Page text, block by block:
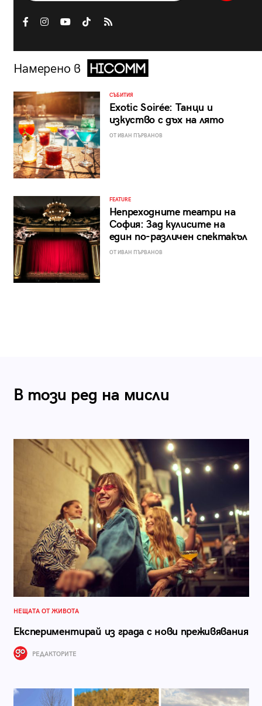
Намерено в
СЪБИТИЯ
Exotic Soirée: Танци и
изкуство с дъх на лято
ОТ ИВАН ПЪРВАНОВ
FEATURE
Непреходните театри на
София: Зад кулисите на
един по-различен спектакъл
ОТ ИВАН ПЪРВАНОВ
В този ред на мисли
НЕЩАТА ОТ ЖИВОТА
Експериментирай из града с нови преживявания
РЕДАКТОРИТЕ